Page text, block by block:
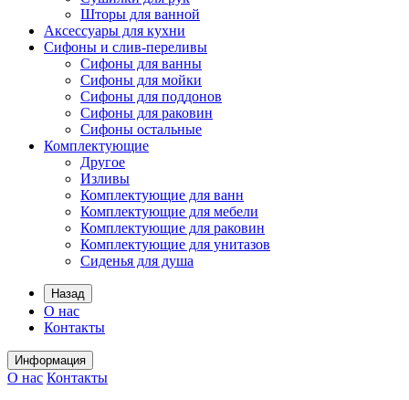
Шторы для ванной
Аксессуары для кухни
Сифоны и слив-переливы
Сифоны для ванны
Сифоны для мойки
Сифоны для поддонов
Сифоны для раковин
Сифоны остальные
Комплектующие
Другое
Изливы
Комплектующие для ванн
Комплектующие для мебели
Комплектующие для раковин
Комплектующие для унитазов
Сиденья для душа
Назад
О нас
Контакты
Информация
О нас Контакты